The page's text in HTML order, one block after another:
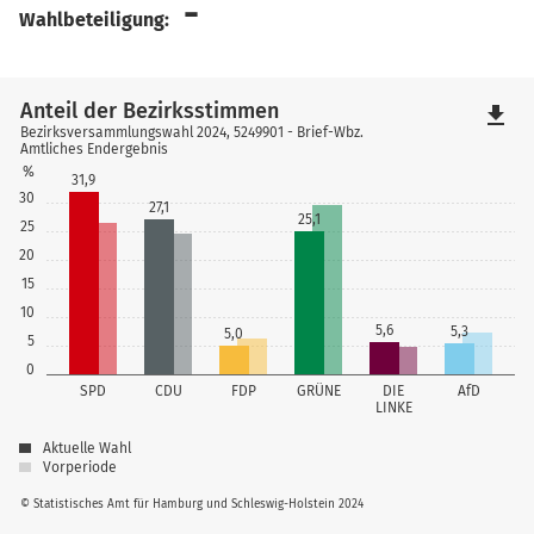
Wahlbeteiligung: -
0
5
10
15
20
25
30
%
SPD CDU FDP GRÜNE
DIE
LINKE
AfD
31,9
27,1
5,0
25,1
5,6 5,3
© Statistisches Amt für Hamburg und Schleswig-Holstein 2024
Anteil der Bezirksstimmen
Bezirksversammlungswahl 2024, 5249901 - Brief-Wbz.
Amtliches Endergebnis
Aktuelle Wahl
Vorperiode
file_download